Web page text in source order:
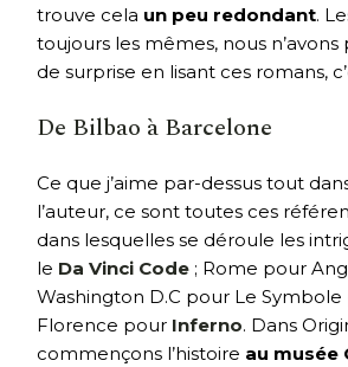
trouve cela un peu redondant.
toujours les mêmes, nous
de surprise en lisant ces romans,
De Bilbao à Barcelone
Ce que j’aime par-dessus tout
l’auteur, ce sont toutes ces
dans lesquelles se déroule les
le Da Vinci Code ; Rome pour
Washington D.C pour Le
Florence pour Inferno. Dans
commençons l’histoire au musée